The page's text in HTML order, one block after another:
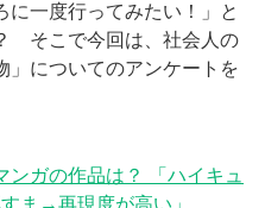
に一度行ってみたい！」と
そこで今回は、社会人の
」についてのアンケートを
ガの作品は？ 「ハイキュ